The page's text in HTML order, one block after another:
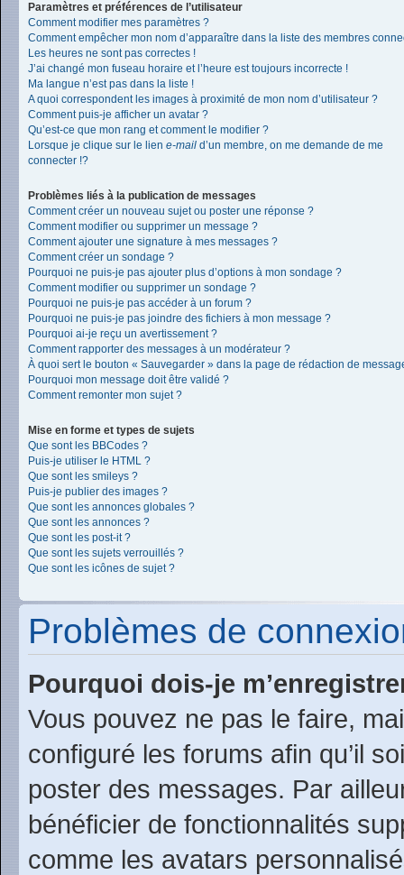
Paramètres et préférences de l’utilisateur
Comment modifier mes paramètres ?
Comment empêcher mon nom d’apparaître dans la liste des membres
Les heures ne sont pas correctes !
J’ai changé mon fuseau horaire et l’heure est toujours incorrecte !
Ma langue n’est pas dans la liste !
A quoi correspondent les images à proximité de mon nom d’utilisateur ?
Comment puis-je afficher un avatar ?
Qu’est-ce que mon rang et comment le modifier ?
Lorsque je clique sur le lien e-mail d’un membre, on me demande de me
connecter !?
Problèmes liés à la publication de messages
Comment créer un nouveau sujet ou poster une réponse ?
Comment modifier ou supprimer un message ?
Comment ajouter une signature à mes messages ?
Comment créer un sondage ?
Pourquoi ne puis-je pas ajouter plus d’options à mon sondage ?
Comment modifier ou supprimer un sondage ?
Pourquoi ne puis-je pas accéder à un forum ?
Pourquoi ne puis-je pas joindre des fichiers à mon message ?
Pourquoi ai-je reçu un avertissement ?
Comment rapporter des messages à un modérateur ?
À quoi sert le bouton « Sauvegarder » dans la page de rédaction de
Pourquoi mon message doit être validé ?
Comment remonter mon sujet ?
Mise en forme et types de sujets
Que sont les BBCodes ?
Puis-je utiliser le HTML ?
Que sont les smileys ?
Puis-je publier des images ?
Que sont les annonces globales ?
Que sont les annonces ?
Que sont les post-it ?
Que sont les sujets verrouillés ?
Que sont les icônes de sujet ?
Problèmes de
Pourquoi dois-je
Vous pouvez ne pas le faire,
configuré les forums afin qu’il
poster des messages. Par
bénéficier de fonctionnalités
comme les avatars